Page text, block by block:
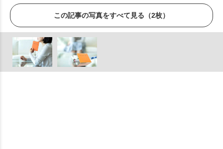
この記事の写真をすべて見る（2枚）